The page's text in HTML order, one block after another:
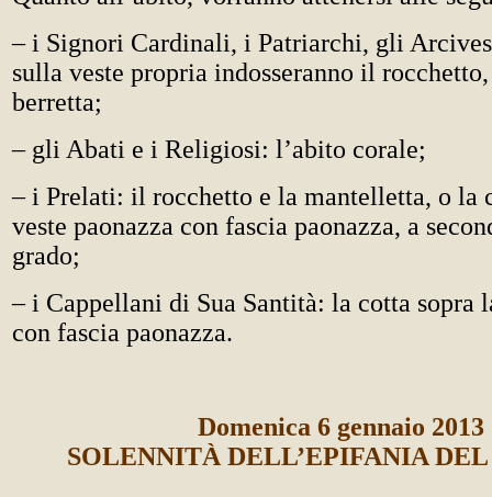
– i Signori Cardinali, i Patriarchi, gli
sulla veste propria indosseranno il
berretta;
– gli Abati e i Religiosi: l’abito corale;
– i Prelati: il rocchetto e la mantelletta, o la
veste paonazza con fascia paonazza, a
grado;
– i Cappellani di Sua Santità: la cotta sopra
con fascia paonazza.
Domenica 6 gennaio 2013
SOLENNITÀ DELL’EPIFANIA